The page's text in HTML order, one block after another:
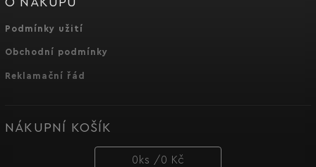
Podmínky užití
Obchodní podmínky
Reklamační řád
NÁKUPNÍ KOŠÍK
0 ks / 0 Kč